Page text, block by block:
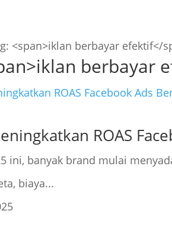
<span>iklan berbayar efektif</
berbayar
ROAS
ini, banyak brand mulai
biaya...